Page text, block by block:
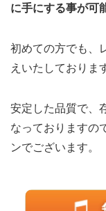
に手にする事が可
初めての方でも、
えいたしておりま
安定した品質で、
なっておりますの
ンでございます。